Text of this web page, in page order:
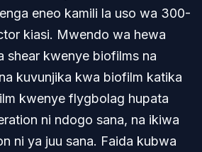
eneo kamili la uso wa 300-
kiasi. Mwendo wa hewa
shear kwenye biofilms na
kuvunjika kwa biofilm katika
kwenye flygbolag hupata
ni ndogo sana, na ikiwa
ni ya juu sana. Faida kubwa